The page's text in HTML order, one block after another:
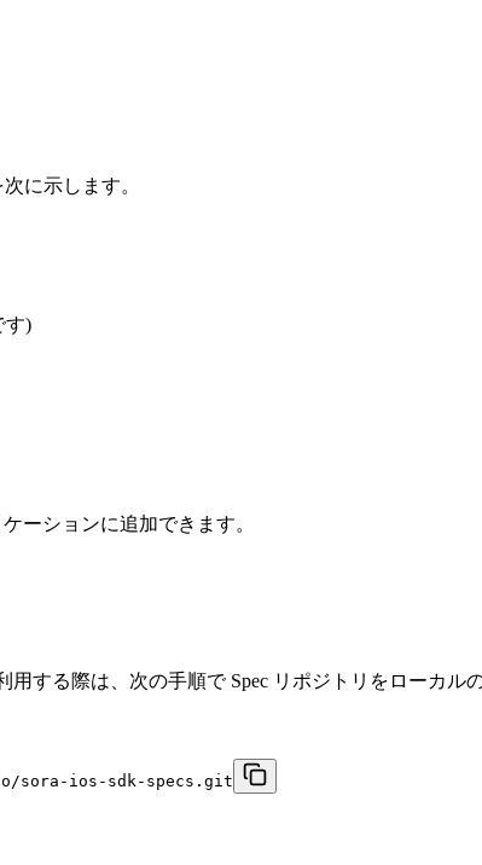
に示します。
す)
ーションに追加できます。
用する際は、次の手順で Spec リポジトリをローカル
sora-ios-sdk-specs.git